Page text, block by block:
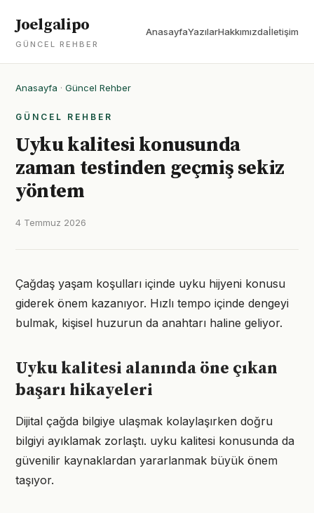
Joelgalipo
GÜNCEL REHBER
AnasayfaYazılarHakkımızdaİletişim
Anasayfa · Güncel Rehber
GÜNCEL REHBER
Uyku kalitesi konusunda
zaman testinden geçmiş sekiz
yöntem
4 Temmuz 2026
Çağdaş yaşam koşulları içinde uyku hijyeni konusu
giderek önem kazanıyor. Hızlı tempo içinde dengeyi
bulmak, kişisel huzurun da anahtarı haline geliyor.
Uyku kalitesi alanında öne çıkan
başarı hikayeleri
Dijital çağda bilgiye ulaşmak kolaylaşırken doğru
bilgiyi ayıklamak zorlaştı. uyku kalitesi konusunda da
güvenilir kaynaklardan yararlanmak büyük önem
taşıyor.